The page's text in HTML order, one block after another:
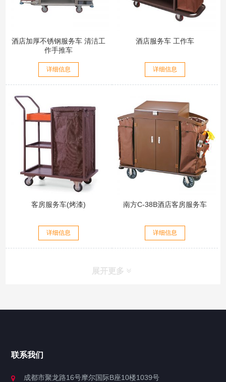
酒店加厚不锈钢服务车 清洁工
作手推车
详细信息
酒店服务车 工作车
详细信息
客房服务车(烤漆)
详细信息
南方C-38B酒店客房服务车
详细信息
展开更多
联系我们
成都市聚龙路16号摩尔国际B座10楼1039号